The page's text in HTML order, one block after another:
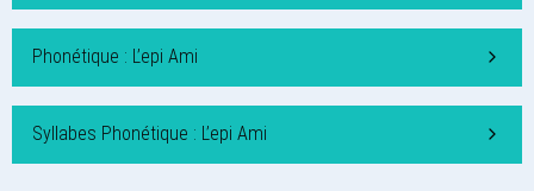
Phonétique : L’epi Ami
Syllabes Phonétique : L’epi Ami